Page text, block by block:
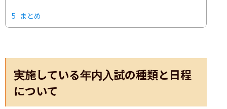
5 まとめ
実施している年内入試の種類と日程
について